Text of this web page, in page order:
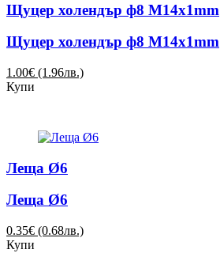
Щуцер холендър ф8 M14x1mm
Щуцер холендър ф8 M14x1mm
1.00€ (1.96лв.)
Купи
Леща Ø6
Леща Ø6
0.35€ (0.68лв.)
Купи